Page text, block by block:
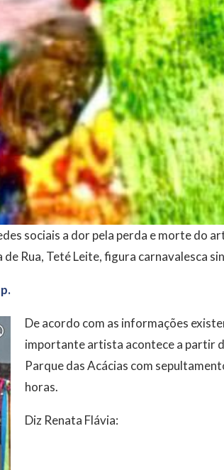
sociais a dor pela perda e morte do
Rua, Teté Leite, figura carnavalesca
De acordo com as informações
importante artista acontece a partir
Parque das Acácias com
horas.
Diz Renata Flávia: